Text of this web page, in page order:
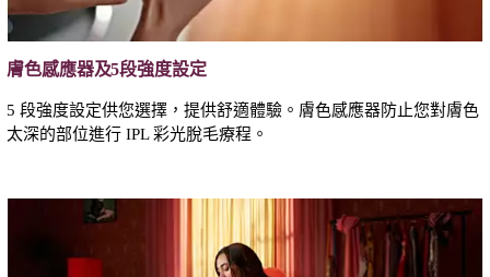
膚色感應器及5段強度設定
5 段強度設定供您選擇，提供舒適體驗。膚色感應器防止您對膚色
太深的部位進行 IPL 彩光脫毛療程。